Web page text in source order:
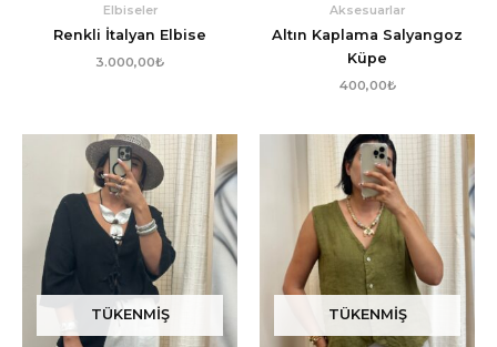
Elbiseler
Renkli İtalyan Elbise
3.000,00₺
Aksesuarlar
Altın Kaplama Salyangoz
Küpe
400,00₺
TÜKENMIŞ TÜKENMIŞ